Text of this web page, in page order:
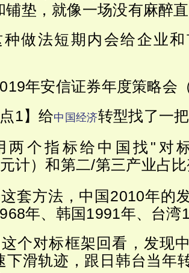
铺垫，就像一场没有麻醉
种做法短期内会给企业
年安信证券年度策略会
1】给中国经济转型找了一
两个指标给中国找"
元计）和第二/第三产业占
这套方法，中国2010年的
年、韩国1991年、台湾
这个对标框架回看，发现
下滑轨迹，跟日韩台当年